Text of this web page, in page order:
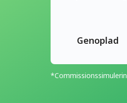
Genoplad